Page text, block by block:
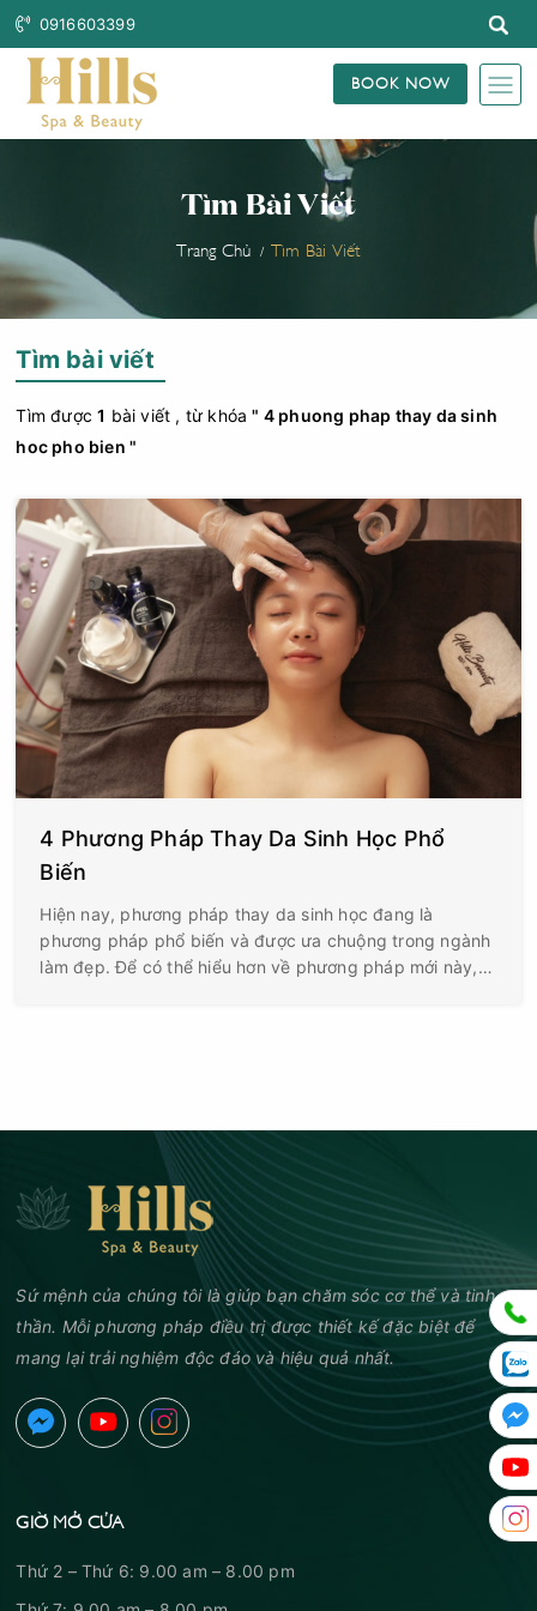
0916603399
BOOK NOW
Tìm Bài Viết
Trang Chủ Tìm Bài Viết
Tìm bài viết
Tìm được1 bài viết , từ khóa" 4 phuong phap thay da sinh
hoc pho bien "
4 Phương Pháp Thay Da Sinh Học Phổ
Biến
Hiện nay, phương pháp thay da sinh học đang là
phương pháp phổ biến và được ưa chuộng trong ngành
làm đẹp. Để có thể hiểu hơn về phương pháp mới này,
Sứ mệnh của chúng tôi là giúp bạn chăm sóc cơ thể và tinh
thần. Mỗi phương pháp điều trị được thiết kế đặc biệt để
mang lại trải nghiệm độc đáo và hiệu quả nhất.
GIỜ MỞ CỬA
Thứ 2 – Thứ 6: 9.00 am – 8.00 pm